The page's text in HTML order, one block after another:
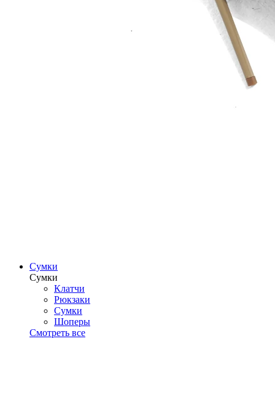
Сумки
Сумки
Клатчи
Рюкзаки
Сумки
Шоперы
Смотреть все